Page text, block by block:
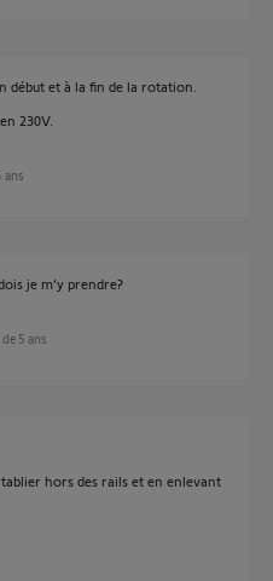
début et à la fin de la rotation.
230V.
ans
je m’y prendre?
de 5 ans
hors des rails et en enlevant